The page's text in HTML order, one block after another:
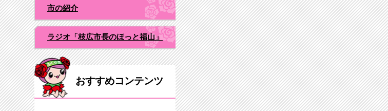
市の紹介
ラジオ「枝広市長のほっと福山」
おすすめコンテンツ